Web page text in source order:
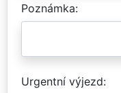
Poznámka
Urgentní výjezd